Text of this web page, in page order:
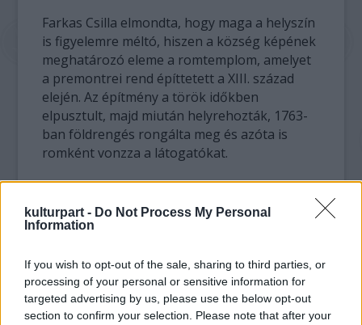
kulturpart - Do Not Process My Personal
Information
If you wish to opt-out of the sale, sharing to third parties, or
processing of your personal or sensitive information for
targeted advertising by us, please use the below opt-out
section to confirm your selection. Please note that after your
Farkas Csilla elmondta, hogy maga a helyszín
is figyelemre méltó, hiszen a község képének
meghatározó eleme a romtemplom, amelyet
a premontrei rend építtetett a XIII. század
elején. Az építmény a török időkben
elpusztult, majd miután helyrehozták, 1763-
ban földrengés rongálta meg és azóta is
romként vonzza a látogatókat.
Fizikai Táncszínház, úgyis mint testszínház a
férfi és a nő örökös harcát jeleníti meg az
produkcióban. Főbb szerepekben Egres
Katinka és Sepa György láthatók, a darabot
Gyöngyös Tamás rendező viszi színre.